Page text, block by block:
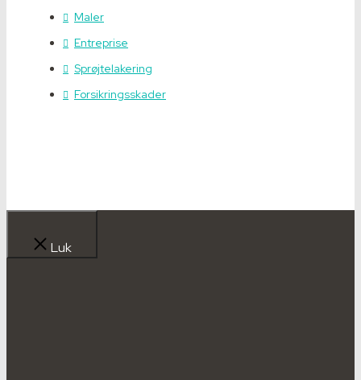
Maler
Entreprise
Sprøjtelakering
Forsikringsskader
Luk